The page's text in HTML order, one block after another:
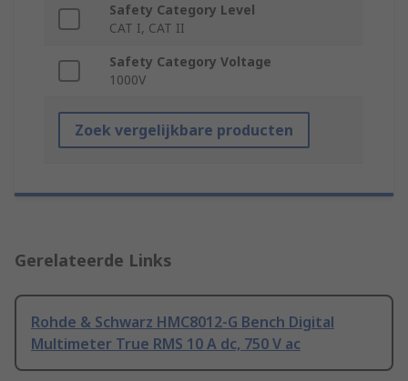
Safety Category Level
CAT I, CAT II
Safety Category Voltage
1000V
Zoek vergelijkbare producten
Gerelateerde Links
Rohde & Schwarz HMC8012-G Bench Digital
Multimeter True RMS 10 A dc, 750 V ac